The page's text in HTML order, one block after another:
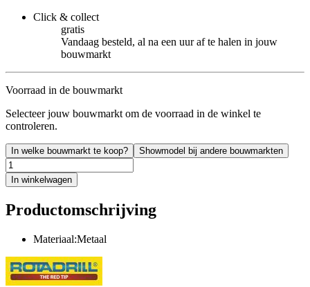
Click & collect
gratis
Vandaag besteld, al na een uur af te halen in jouw
bouwmarkt
Voorraad in de bouwmarkt
Selecteer jouw bouwmarkt om de voorraad in de winkel te
controleren.
In welke bouwmarkt te koop? Showmodel bij andere bouwmarkten
In winkelwagen
Productomschrijving
Materiaal:Metaal